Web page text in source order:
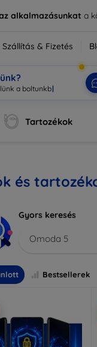
alkalmazásunkata
Szállítás & Fizetés
Tartozékok
és
Gyors keresés
Omoda 5
Bestsellerek